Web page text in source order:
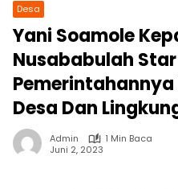
Desa
Yani Soamole
Nusababulah
Desa Dan
Admin
1 Min Baca
Juni 2, 2023